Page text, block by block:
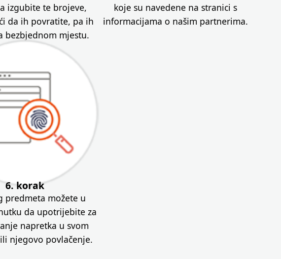
izgubite te brojeve,
da ih povratite, pa ih
bezbjednom mjestu.
koje su navedene na stranici s
informacijama o našim partnerima.
6. korak
predmeta možete u
da upotrijebite za
napretka u svom
njegovo povlačenje.